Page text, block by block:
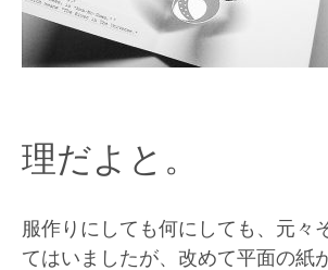
理だよと。
服作りにしても何にしても、元々
てはいましたが、改めて平面の紙